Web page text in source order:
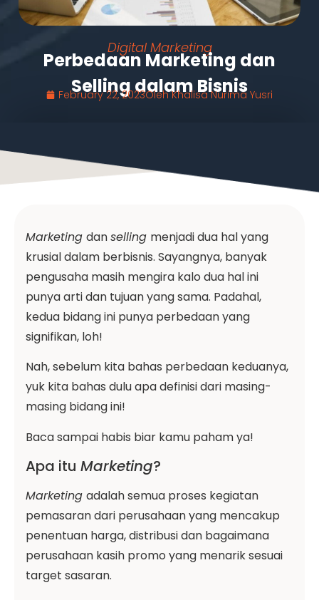
Digital Marketing
Perbedaan Marketing dan
Selling dalam Bisnis
February 22, 2023OlehKhalisa Nurima Yusri
Marketing danselling menjadi dua hal yang
krusial dalam berbisnis. Sayangnya, banyak
pengusaha masih mengira kalo dua hal ini
punya arti dan tujuan yang sama. Padahal,
kedua bidang ini punya perbedaan yang
signifikan, loh!
Nah, sebelum kita bahas perbedaan keduanya,
yuk kita bahas dulu apa definisi dari masing-
masing bidang ini!
Baca sampai habis biar kamu paham ya!
Apa itu Marketing?
Marketing adalah semua proses kegiatan
pemasaran dari perusahaan yang mencakup
penentuan harga, distribusi dan bagaimana
perusahaan kasih promo yang menarik sesuai
target sasaran.